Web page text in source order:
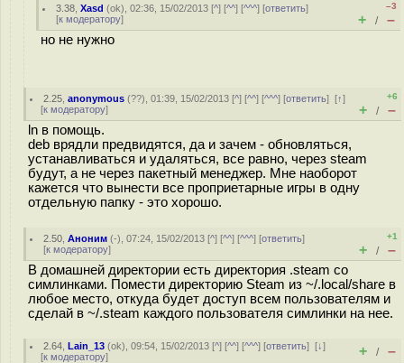
3.38 ,Xasd (ok), 02:36, 15/02/2013 [^] [^^] [^^^] [ответить]
[к модератору]
–3
+ / –
но не нужно
2.25 ,anonymous (??), 01:39, 15/02/2013 [^] [^^] [^^^] [ответить][↑]
[к модератору]
+6
+ / –
ln в помощь.
deb врядли предвидятся, да и зачем - обновляться,
устанавливаться и удаляться, все равно, через steam
будут, а не через пакетный менеджер. Мне наоборот
кажется что вынести все проприетарные игры в одну
отдельную папку - это хорошо.
2.50 ,Аноним (-), 07:24, 15/02/2013 [^] [^^] [^^^] [ответить]
[к модератору]
+1
+ / –
В домашней директории есть директория .steam со
симлинками. Помести директорию Steam из ~/.local/share в
любое место, откуда будет доступ всем пользователям и
сделай в ~/.steam каждого пользователя симлинки на нее.
2.64 ,Lain_13 (ok), 09:54, 15/02/2013 [^] [^^] [^^^] [ответить][↓]
[к модератору] + / –